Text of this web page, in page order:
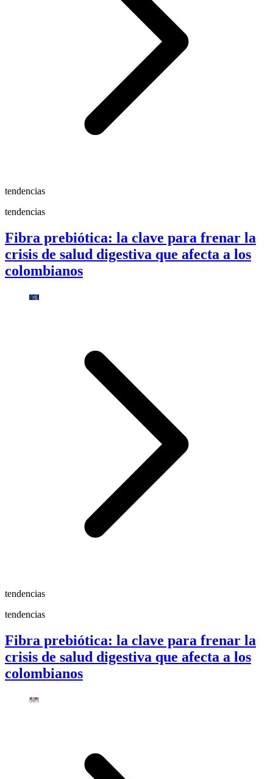
tendencias
tendencias
Fibra prebiótica: la clave para frenar la
crisis de salud digestiva que afecta a los
colombianos
tendencias
tendencias
Fibra prebiótica: la clave para frenar la
crisis de salud digestiva que afecta a los
colombianos